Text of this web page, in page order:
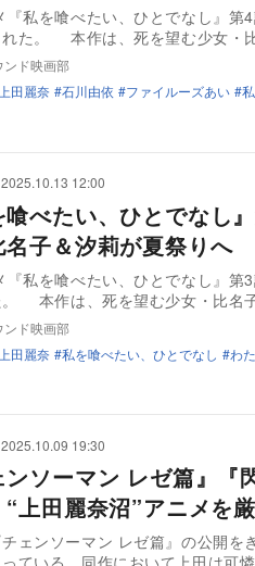
『私を喰べたい、ひとでなし』第
れた。 本作は、死を望む少女・
ンド映画部
上田麗奈 石川由依 ファイルーズあい
2025.10.13 12:00
喰べたい、ひとでなし
子＆汐莉が夏祭りへ
『私を喰べたい、ひとでなし』第
。 本作は、死を望む少女・比名
ンド映画部
上田麗奈 私を喰べたい、ひとでなし わ
2025.10.09 19:30
ンソーマン レゼ篇』
田麗奈沼”アニメを厳
ェンソーマン レゼ篇』の公開を